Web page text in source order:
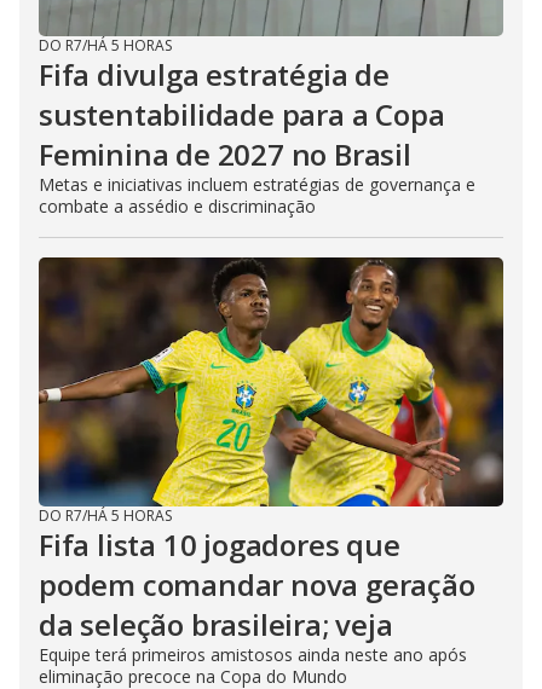
DO R7/HÁ 5 HORAS
Fifa divulga estratégia de
sustentabilidade para a Copa
Feminina de 2027 no Brasil
Metas e iniciativas incluem estratégias de governança e
combate a assédio e discriminação
DO R7/HÁ 5 HORAS
Fifa lista 10 jogadores que
podem comandar nova geração
da seleção brasileira; veja
Equipe terá primeiros amistosos ainda neste ano após
eliminação precoce na Copa do Mundo